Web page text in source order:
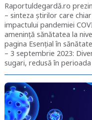
Raportuldegardă.ro
– sinteza știrilor care
impactului pandemiei
amenință sănătatea la
pagina Esențial în
– 3 septembrie 2023:
sugari, redusă în